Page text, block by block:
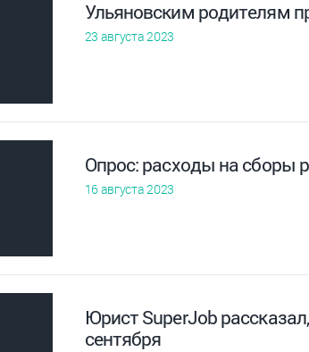
Ульяновским родителям
23 августа 2023
Опрос: расходы на сборы
16 августа 2023
Юрист SuperJob
сентября